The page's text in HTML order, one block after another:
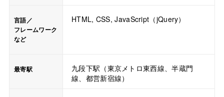
言語／
フレームワーク
など
HTML, CSS, JavaScript（jQuery）
最寄駅
九段下駅（東京メトロ東西線、半蔵門
線、都営新宿線）